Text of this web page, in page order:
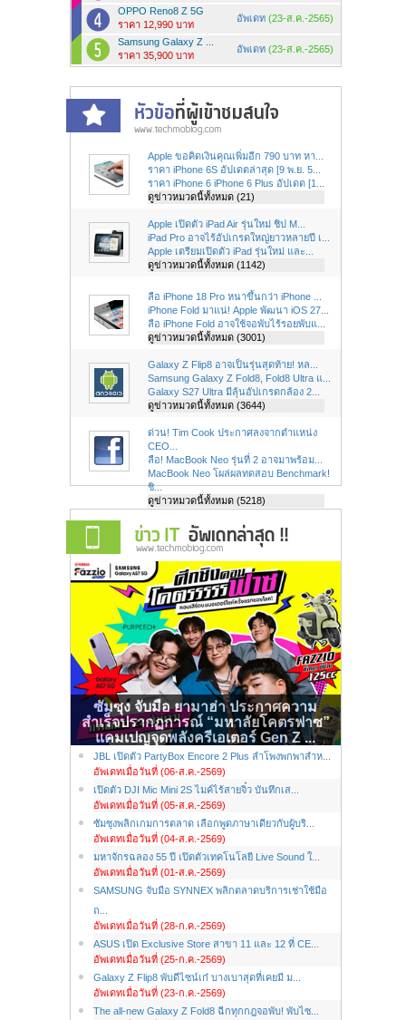
OPPO Reno8 Z 5G
ราคา 12,990 บาท
อัพเดท (23-ส.ค.-2565)
Samsung Galaxy Z ...
ราคา 35,900 บาท
อัพเดท (23-ส.ค.-2565)
Apple ขอคิดเงินคุณเพิ่มอีก 790 บาท หา...
ราคา iPhone 6S อัปเดตล่าสุด [9 พ.ย. 5...
ราคา iPhone 6 iPhone 6 Plus อัปเดต [1...
ดูข่าวหมวดนี้ทั้งหมด (21)
Apple เปิดตัว iPad Air รุ่นใหม่ ชิป M...
iPad Pro อาจไร้อัปเกรดใหญ่ยาวหลายปี เ...
Apple เตรียมเปิดตัว iPad รุ่นใหม่ และ...
ดูข่าวหมวดนี้ทั้งหมด (1142)
ลือ iPhone 18 Pro หนาขึ้นกว่า iPhone ...
iPhone Fold มาแน่! Apple พัฒนา iOS 27...
ลือ iPhone Fold อาจใช้จอพับไร้รอยพับแ...
ดูข่าวหมวดนี้ทั้งหมด (3001)
Galaxy Z Flip8 อาจเป็นรุ่นสุดท้าย! หล...
Samsung Galaxy Z Fold8, Fold8 Ultra แ...
Galaxy S27 Ultra มีลุ้นอัปเกรดกล้อง 2...
ดูข่าวหมวดนี้ทั้งหมด (3644)
ด่วน! Tim Cook ประกาศลงจากตำแหน่ง
CEO...
ลือ! MacBook Neo รุ่นที่ 2 อาจมาพร้อม...
MacBook Neo โผล่ผลทดสอบ Benchmark!
ชิ...
ดูข่าวหมวดนี้ทั้งหมด (5218)
ซัมซุง จับมือ ยามาฮ่า ประกาศความ
สำเร็จปรากฏการณ์ “มหาลัยโคตรฟาซ”
แคมเปญจุดพลังครีเอเตอร์ Gen Z ...
JBL เปิดตัว PartyBox Encore 2 Plus ลำโพงพกพาสำห...
อัพเดทเมื่อวันที่ (06-ส.ค.-2569)
เปิดตัว DJI Mic Mini 2S ไมค์ไร้สายจิ๋ว บันทึกเส...
อัพเดทเมื่อวันที่ (05-ส.ค.-2569)
ซัมซุงพลิกเกมการตลาด เลือกพูดภาษาเดียวกับผู้บริ...
อัพเดทเมื่อวันที่ (04-ส.ค.-2569)
มหาจักรฉลอง 55 ปี เปิดตัวเทคโนโลยี Live Sound ใ...
อัพเดทเมื่อวันที่ (01-ส.ค.-2569)
SAMSUNG จับมือ SYNNEX พลิกตลาดบริการเช่าใช้มือ
ถ...
อัพเดทเมื่อวันที่ (28-ก.ค.-2569)
ASUS เปิด Exclusive Store สาขา 11 และ 12 ที่ CE...
อัพเดทเมื่อวันที่ (25-ก.ค.-2569)
Galaxy Z Flip8 พับดีไซน์เก๋ บางเบาสุดที่เคยมี ม...
อัพเดทเมื่อวันที่ (23-ก.ค.-2569)
The all-new Galaxy Z Fold8 ฉีกทุกกฎจอพับ! พับไซ...